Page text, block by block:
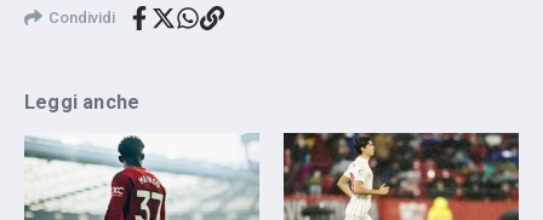
Condividi
Leggi anche